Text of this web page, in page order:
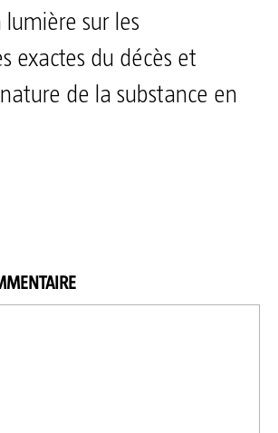
sur les
exactes du décès et
de la substance en